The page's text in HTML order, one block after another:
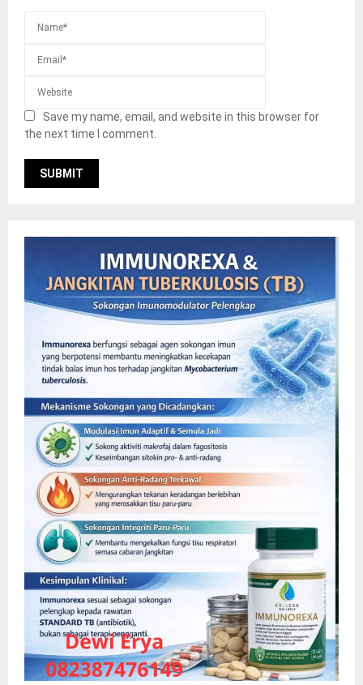
Save my name, email, and website in this browser for
the next time I comment.